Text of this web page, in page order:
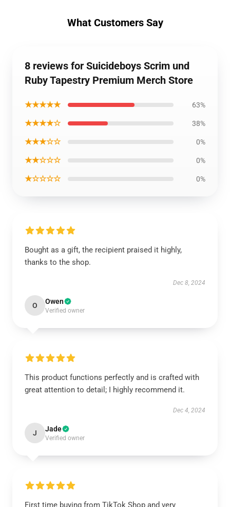
What Customers Say
8 reviews for Suicideboys Scrim und
Ruby Tapestry Premium Merch Store
★★★★★ 63%
★★★★☆ 38%
★★★☆☆ 0%
★★☆☆☆ 0%
★☆☆☆☆ 0%
Bought as a gift, the recipient praised it highly,
thanks to the shop.
Dec 8, 2024
O Owen
Verified owner
This product functions perfectly and is crafted with
great attention to detail; I highly recommend it.
Dec 4, 2024
J Jade
Verified owner
First time buying from TikTok Shop and very